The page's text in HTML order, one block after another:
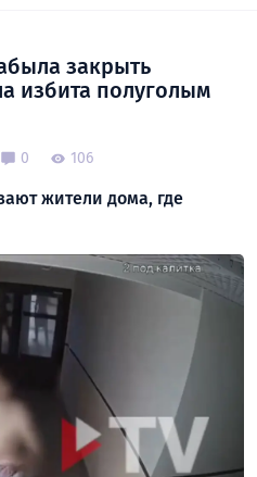
закрыть
избита полуголым
0 106
жители дома, где